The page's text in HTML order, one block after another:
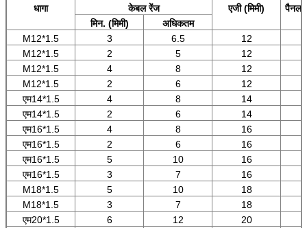
धागा
केबल रेंज एजी (मिमी)
पैनल
मिन. (मिमी)
अधिकतम
M12*1.5
3 6.5 12
M12*1.5
2 5 12
M12*1.5
4 8 12
M12*1.5
2 6 12
एम14*1.5
4 8 14
एम14*1.5
2 6 14
एम16*1.5
4 8 16
एम16*1.5
2 6 16
एम16*1.5
5 10 16
एम16*1.5
3 7 16
M18*1.5
5 10 18
M18*1.5
3 7 18
एम20*1.5
6 12 20